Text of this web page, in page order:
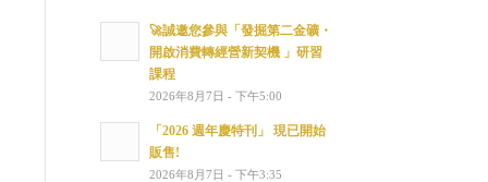
🚀誠邀您參與「發掘第二金礦・
開啟消費轉經營新契機 」研習
課程
2026年8月7日 - 下午5:00
「2026 週年慶特刊」 現已開始
販售!
2026年8月7日 - 下午3:35